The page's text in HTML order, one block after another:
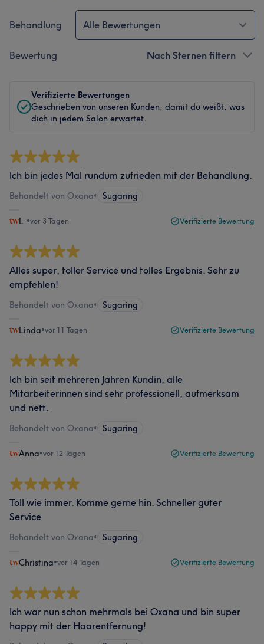
Behandlung Alle Bewertungen
Bewertung Nach Sternen filtern
Verifizierte Bewertungen
Geschrieben von unseren Kunden, damit du weißt, was
dich in jedem Salon erwartet.
Ich bin jedes Mal rundum zufrieden mit der Behandlung.
Behandelt von Oxana• Sugaring
L. •vor 3 Tagen Verifizierte Bewertung
Alles super, toller Service und tolles Ergebnis. Sehr zu
empfehlen!
Behandelt von Oxana• Sugaring
Linda•vor 11 Tagen Verifizierte Bewertung
Ich bin seit mehreren Jahren Kundin, alle
Mitarbeiterinnen sind sehr professionell, aufmerksam
und nett.
Behandelt von Oxana• Sugaring
Anna•vor 12 Tagen Verifizierte Bewertung
Toll wie immer. Komme gerne hin. Schneller guter
Service
Behandelt von Oxana• Sugaring
Christina•vor 14 Tagen Verifizierte Bewertung
Ich war nun schon mehrmals bei Oxana und bin super
happy mit der Haarentfernung!